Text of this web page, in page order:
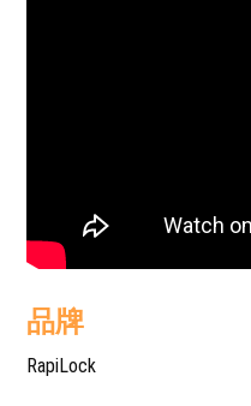
品牌
RapiLock